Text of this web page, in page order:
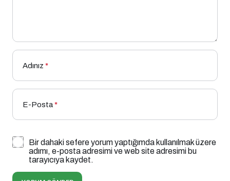
Adınız *
E-Posta*
Bir dahaki sefere yorum yaptığımda kullanılmak üzere
adımı, e-posta adresimi ve web site adresimi bu
tarayıcıya kaydet.